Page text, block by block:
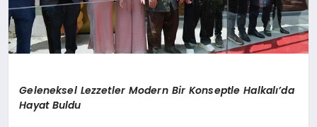
Geleneksel Lezzetler Modern Bir Konseptle Halkalı’da
Hayat Buldu